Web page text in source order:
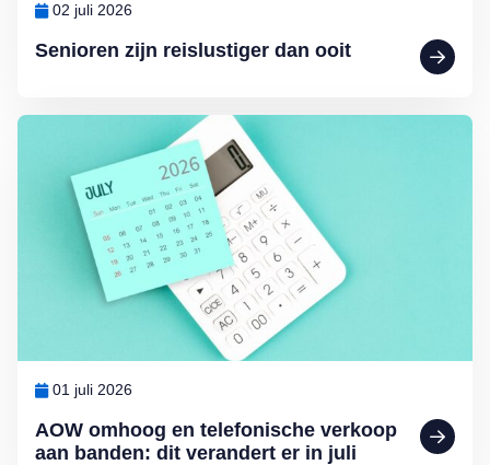
Senioren zijn reislustiger dan ooit
02 juli 2026
AOW omhoog en telefonische verkoop
aan banden: dit verandert er in juli
01 juli 2026
Lees meer over AOW omhoog en telefonische verkoop aan